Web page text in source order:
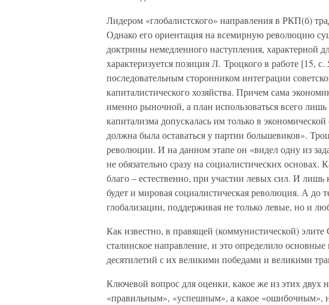
Лидером «глобалистского» направления в РКП(б)
Однако его ориентация на всемирную революцию
доктрины немедленного наступления, характерной
характеризуется позиция Л. Троцкого в работе [15,
последовательным сторонником интеграции
капиталистического хозяйства. Причем сама
именно рыночной, а план использоваться всего
капитализма допускалась им только в
должна была оставаться у партии большевиков».
революции. И на данном этапе он «видел одну из
не обязательно сразу на социалистических основах.
благо – естественно, при участии левых сил. И
будет и мировая социалистическая революция. А до
глобализации, поддерживая не только левые, но и
Как известно, в правящей (коммунистической)
сталинское направление, и это определило
десятилетий с их великими победами и великими
Ключевой вопрос для оценки, какое же из этих двух
«правильным», «успешным», а какое «ошибочным»,